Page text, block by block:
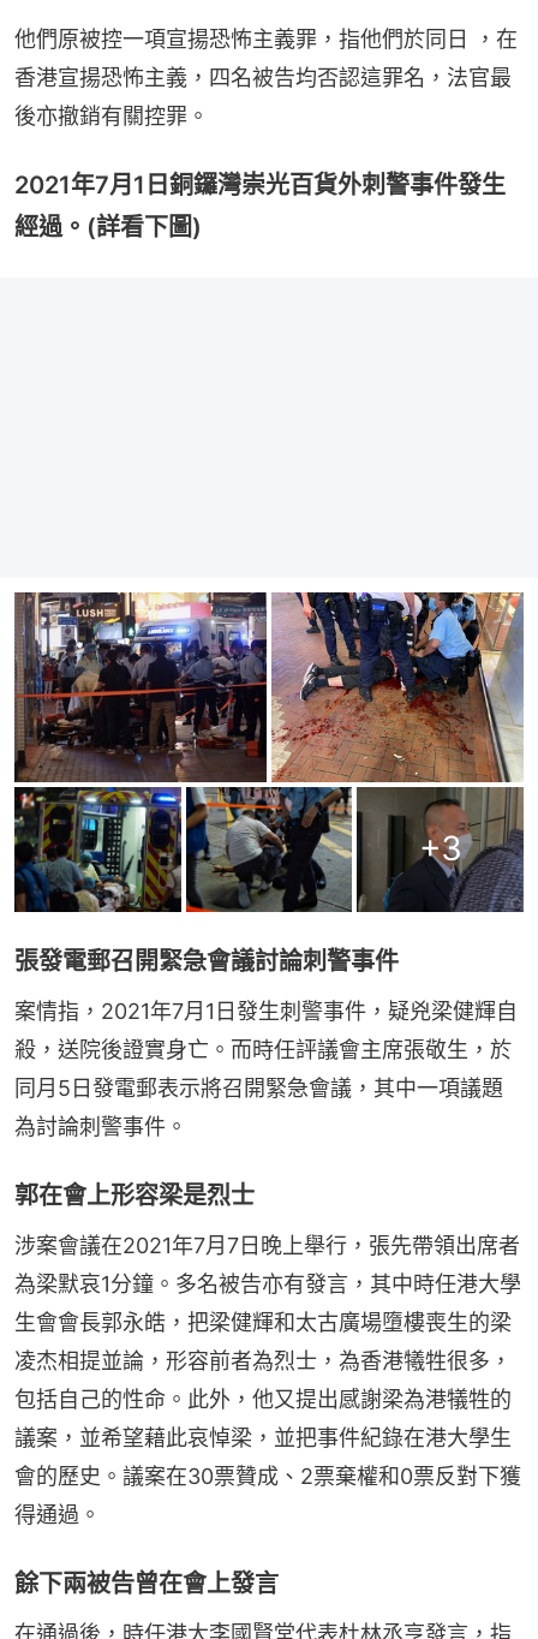
他們原被控一項宣揚恐怖主義罪，指他們於同日 ，在
香港宣揚恐怖主義，四名被告均否認這罪名，法官最
後亦撤銷有關控罪。
2021年7月1日銅鑼灣崇光百貨外刺警事件發生
經過。(詳看下圖)
+3
張發電郵召開緊急會議討論刺警事件
案情指，2021年7月1日發生刺警事件，疑兇梁健輝自
殺，送院後證實身亡。而時任評議會主席張敬生，於
同月5日發電郵表示將召開緊急會議，其中一項議題
為討論刺警事件。
郭在會上形容梁是烈士
涉案會議在2021年7月7日晚上舉行，張先帶領出席者
為梁默哀1分鐘。多名被告亦有發言，其中時任港大學
生會會長郭永皓，把梁健輝和太古廣場墮樓喪生的梁
凌杰相提並論，形容前者為烈士，為香港犧牲很多，
包括自己的性命。此外，他又提出感謝梁為港犠牲的
議案，並希望藉此哀悼梁，並把事件紀錄在港大學生
會的歷史。議案在30票贊成、2票棄權和0票反對下獲
得通過。
餘下兩被告曾在會上發言
在通過後，時任港大李國賢堂代表杜林丞亨發言，指